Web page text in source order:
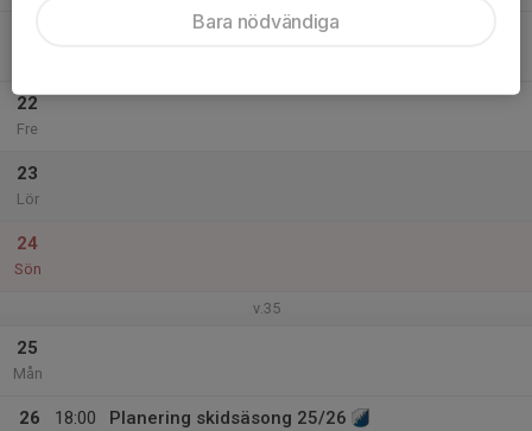
22
Fre
23
Lör
24
Sön
v.35
25
Mån
26
18:00
Planering skidsäsong 25/26
Bara nödvändiga